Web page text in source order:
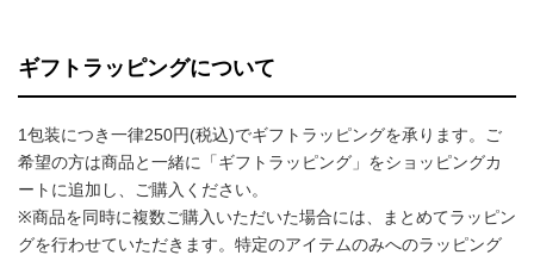
ギフトラッピングについて
1包装につき一律250円(税込)でギフトラッピングを承ります。ご
希望の方は商品と一緒に「ギフトラッピング」をショッピングカ
ートに追加し、ご購入ください。
※商品を同時に複数ご購入いただいた場合には、まとめてラッピン
グを行わせていただきます。特定のアイテムのみへのラッピング